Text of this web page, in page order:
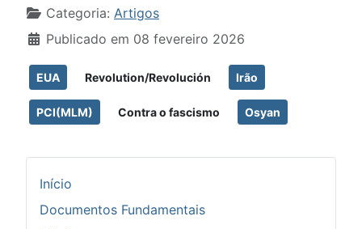
Detalhes
Categoria: Artigos
Publicado em 08 fevereiro 2026
EUA Revolution/Revolución Irão
PCI(MLM) Contra o fascismo Osyan
Início
Documentos Fundamentais